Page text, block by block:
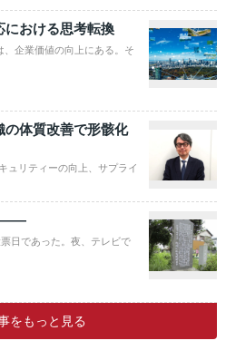
における思考転換
、企業価値の向上にある。そ
の体質改善で形骸化
ュリティーの向上、サプライ
――
日であった。夜、テレビで
をもっと見る